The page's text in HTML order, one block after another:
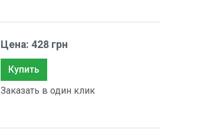
Цена: 428 грн
Купить
Заказать в один клик